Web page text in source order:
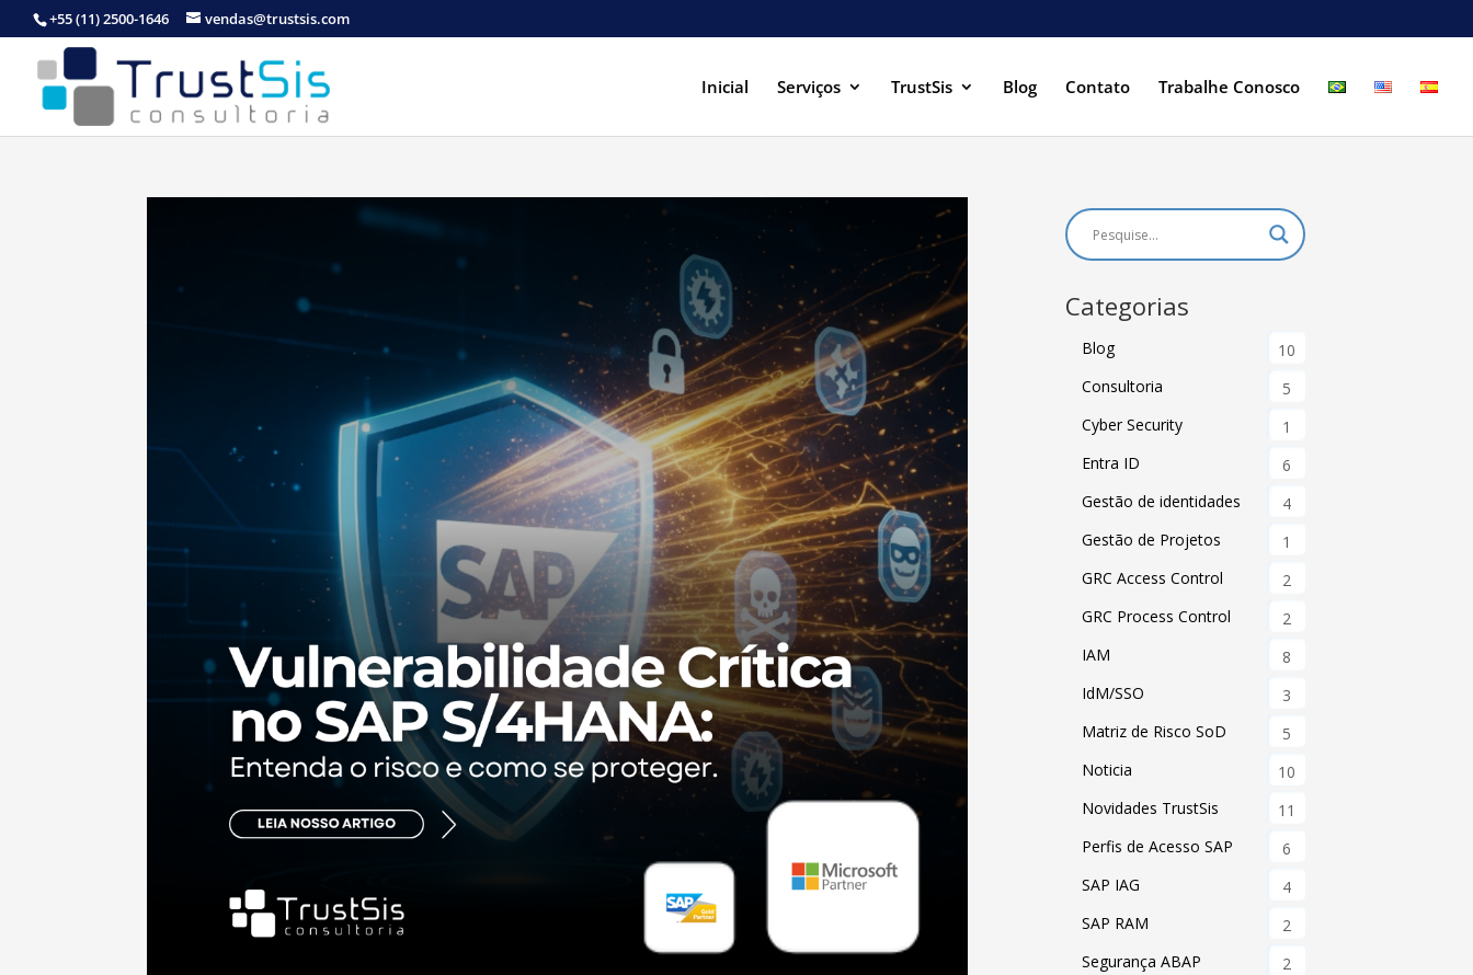
+55 (11) 2500-1646 vendas@trustsis.com
Inicial Serviços TrustSis Blog Contato Trabalhe Conosco
Categorias
Blog
10
Consultoria
5
Cyber Security
1
Entra ID
6
Gestão de identidades
4
Gestão de Projetos
1
GRC Access Control
2
GRC Process Control
2
IAM
8
IdM/SSO
3
Matriz de Risco SoD
5
Noticia
10
Novidades TrustSis
11
Perfis de Acesso SAP
6
SAP IAG
4
SAP RAM
2
Segurança ABAP
2